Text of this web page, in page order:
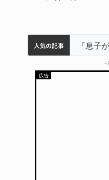
人気の記事
名張市水道料金47％値上げへ 答申案、審議会で大筋まとまる
中学校の陶壁モニュメント 地元建設会社がボランティアで清掃 伊賀
名張市立病院のDMAT、熊本地震の被災地へ 能登以来3回目の派遣
「息子が妊娠させた」母娘だまされ400万円詐欺被害 名張
–